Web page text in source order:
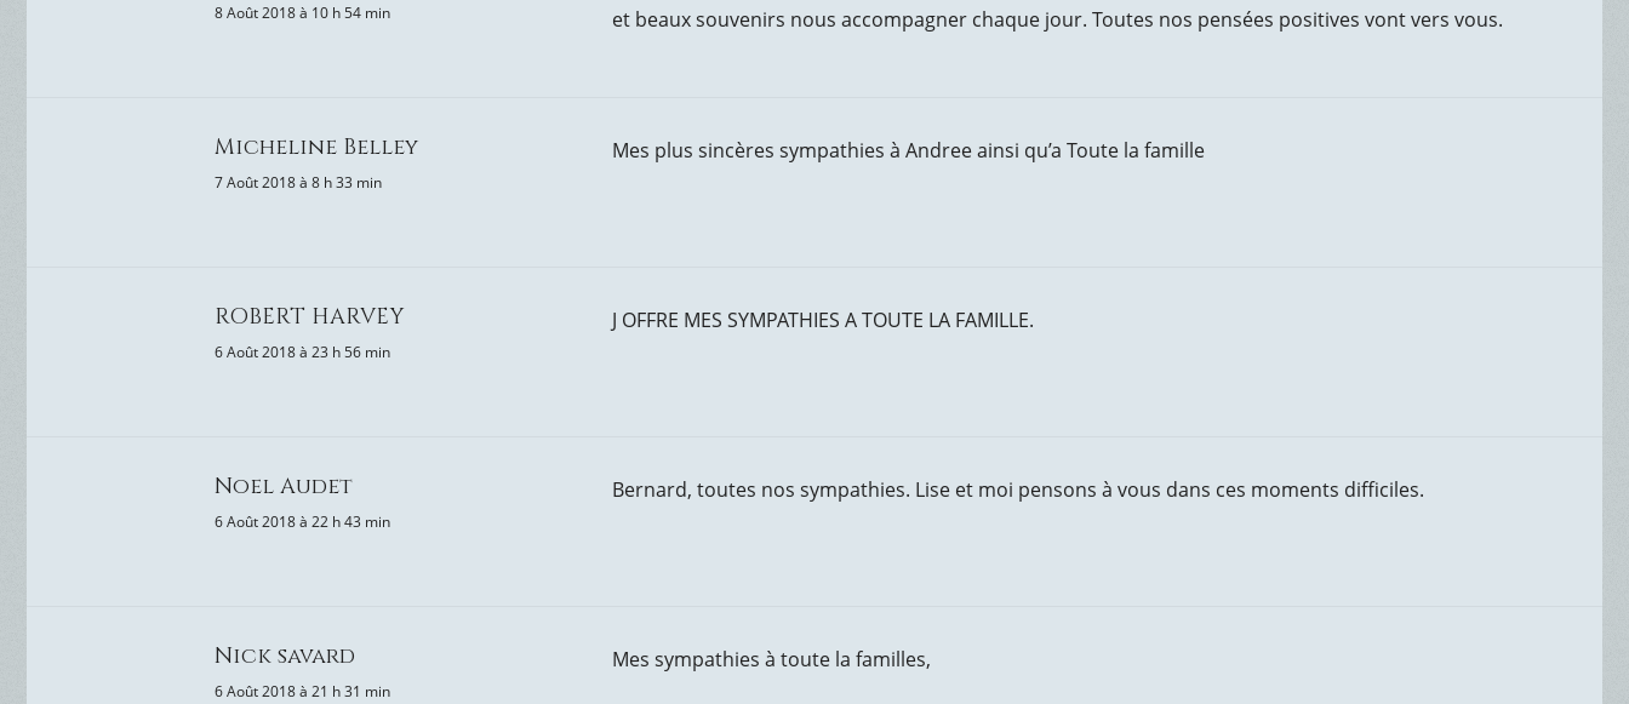
8 Août 2018 à 10 h 54 min
et beaux souvenirs nous accompagner chaque jour. Toutes nos pensées positives vont vers vous.
Micheline Belley
7 Août 2018 à 8 h 33 min
Mes plus sincères sympathies à Andree ainsi qu’a Toute la famille
ROBERT HARVEY
6 Août 2018 à 23 h 56 min
J OFFRE MES SYMPATHIES A TOUTE LA FAMILLE.
Noel Audet
6 Août 2018 à 22 h 43 min
Bernard, toutes nos sympathies. Lise et moi pensons à vous dans ces moments difficiles.
Nick savard
6 Août 2018 à 21 h 31 min
Mes sympathies à toute la familles,